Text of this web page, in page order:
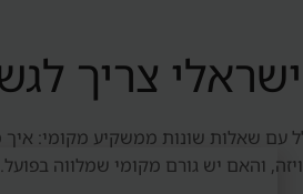
צריך
עם שאלות שונות ממשקיע מקומי:
והאם יש גורם מקומי שמלווה